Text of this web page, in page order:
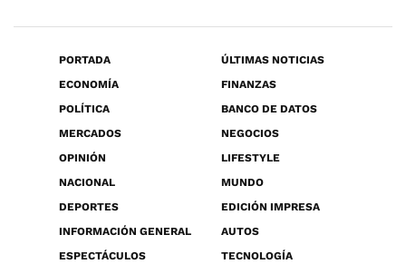
PORTADA
ÚLTIMAS NOTICIAS
ECONOMÍA
FINANZAS
POLÍTICA
BANCO DE DATOS
MERCADOS
NEGOCIOS
OPINIÓN
LIFESTYLE
NACIONAL
MUNDO
DEPORTES
EDICIÓN IMPRESA
INFORMACIÓN GENERAL
AUTOS
ESPECTÁCULOS
TECNOLOGÍA